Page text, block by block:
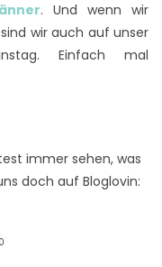
. Und wenn wir
wir auch auf unser
Einfach mal
immer sehen, was
doch auf Bloglovin: